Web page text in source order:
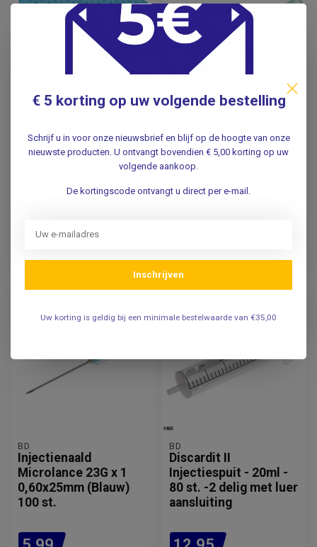
coagulatiebuisje van
PET, 1,8 ml,
28,88
Op voorraad
0,80x50mm (Groen)
100 st.
BD
Injectienaald
Microlance 23G x 1
0,60x25mm (Blauw)
100 st.
BD
Discardit II
Injectiespuit - 20ml -
80 st. -2 delig met luer
aansluiting
€ 5 korting op uw volgende bestelling
Schrijf u in voor onze nieuwsbrief en blijf op de hoogte van onze
nieuwste producten. U ontvangt bovendien € 5,00 korting op uw
volgende aankoop.
De kortingscode ontvangt u direct per e-mail.
Inschrijven
Uw korting is geldig bij een minimale bestelwaarde van €35,00